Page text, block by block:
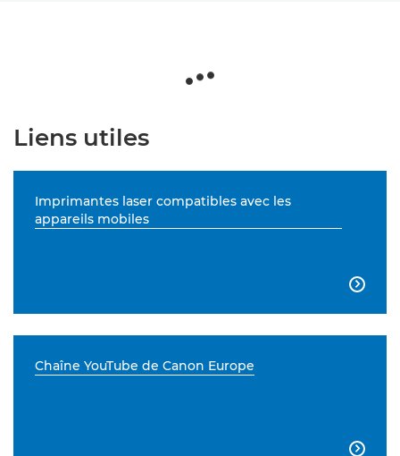
Liens utiles
Imprimantes laser compatibles avec les
appareils mobiles

Chaîne YouTube de Canon Europe
